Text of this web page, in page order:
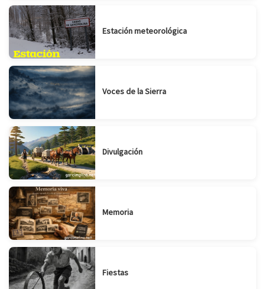
Estación meteorológica
Voces de la Sierra
Divulgación
Memoria
Fiestas